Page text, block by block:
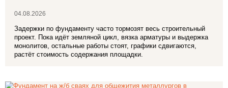
04.08.2026
Задержки по фундаменту часто тормозят весь строительный
проект. Пока идёт земляной цикл, вязка арматуры и выдержка
монолитов, остальные работы стоят, графики сдвигаются,
растёт стоимость содержания площадки.